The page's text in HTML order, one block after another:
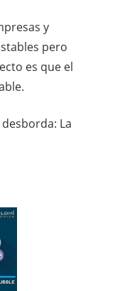
y
pero
es que el
La